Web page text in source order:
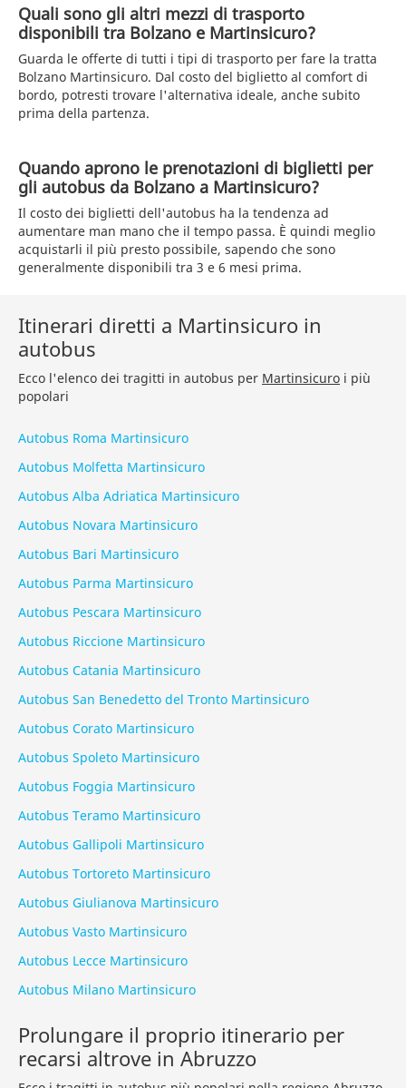
Quali sono gli altri mezzi di trasporto
disponibili tra Bolzano e Martinsicuro?
Guarda le offerte di tutti i tipi di trasporto per fare la tratta
Bolzano Martinsicuro. Dal costo del biglietto al comfort di
bordo, potresti trovare l'alternativa ideale, anche subito
prima della partenza.
Quando aprono le prenotazioni di biglietti per
gli autobus da Bolzano a Martinsicuro?
Il costo dei biglietti dell'autobus ha la tendenza ad
aumentare man mano che il tempo passa. È quindi meglio
acquistarli il più presto possibile, sapendo che sono
generalmente disponibili tra 3 e 6 mesi prima.
Itinerari diretti a Martinsicuro in
autobus
Ecco l'elenco dei tragitti in autobus per Martinsicuro i più
popolari
Autobus Roma Martinsicuro
Autobus Molfetta Martinsicuro
Autobus Alba Adriatica Martinsicuro
Autobus Novara Martinsicuro
Autobus Bari Martinsicuro
Autobus Parma Martinsicuro
Autobus Pescara Martinsicuro
Autobus Riccione Martinsicuro
Autobus Catania Martinsicuro
Autobus San Benedetto del Tronto Martinsicuro
Autobus Corato Martinsicuro
Autobus Spoleto Martinsicuro
Autobus Foggia Martinsicuro
Autobus Teramo Martinsicuro
Autobus Gallipoli Martinsicuro
Autobus Tortoreto Martinsicuro
Autobus Giulianova Martinsicuro
Autobus Vasto Martinsicuro
Autobus Lecce Martinsicuro
Autobus Milano Martinsicuro
Prolungare il proprio itinerario per
recarsi altrove in Abruzzo